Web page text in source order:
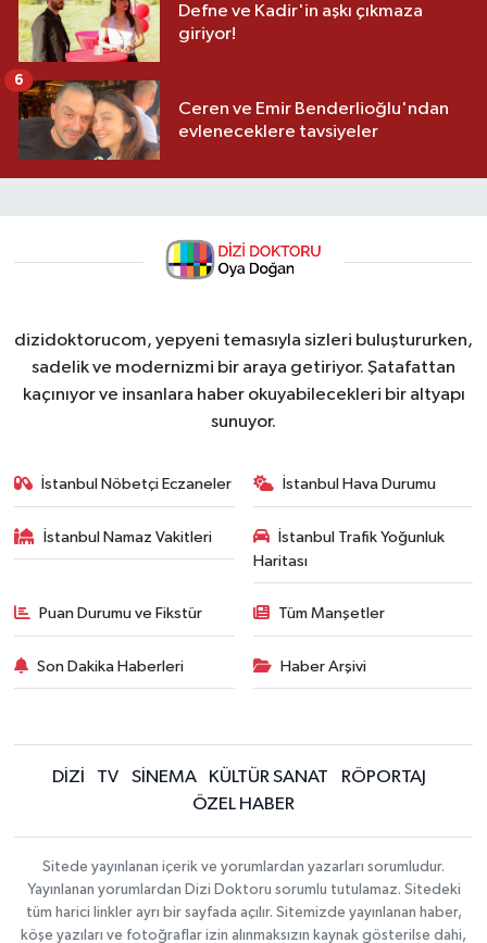
Defne ve Kadir'in aşkı çıkmaza
giriyor!
Ceren ve Emir Benderlioğlu'ndan
evleneceklere tavsiyeler
6
dizidoktorucom, yepyeni temasıyla sizleri buluştururken,
sadelik ve modernizmi bir araya getiriyor. Şatafattan
kaçınıyor ve insanlara haber okuyabilecekleri bir altyapı
sunuyor.
İstanbul Nöbetçi Eczaneler İstanbul Hava Durumu
İstanbul Namaz Vakitleri
İstanbul Trafik Yoğunluk
Haritası
Puan Durumu ve Fikstür Tüm Manşetler
Son Dakika Haberleri Haber Arşivi
DİZİ TV SİNEMA KÜLTÜR SANAT
RÖPORTAJ
ÖZEL HABER
Sitede yayınlanan içerik ve yorumlardan yazarları sorumludur.
Yayınlanan yorumlardan Dizi Doktoru sorumlu tutulamaz. Sitedeki
tüm harici linkler ayrı bir sayfada açılır. Sitemizde yayınlanan haber,
köşe yazıları ve fotoğraflar izin alınmaksızın kaynak gösterilse dahi,